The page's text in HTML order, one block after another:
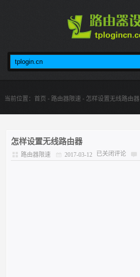
当前位置： 首页 - 路由器限速 - 怎样设置无线路由器
怎样设置无线路由器
路由器限速 2017-03-12 已关闭评论